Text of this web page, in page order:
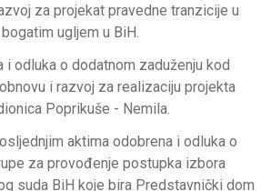
za projekat pravedne tranzicije u
ugljem u BiH.
i odluka o dodatnom zaduženju kod
i razvoj za realizaciju projekta
Poprikuše - Nemila.
aktima odobrena i odluka o
za provođenje postupka izbora
suda BiH koje bira Predstavnički dom